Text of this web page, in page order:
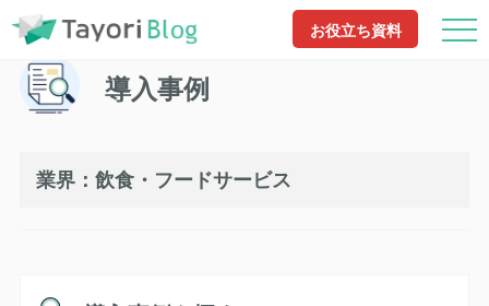
お役立ち資料
TayoriBlog 導入事例
導入事例
業界：飲食・フードサービス